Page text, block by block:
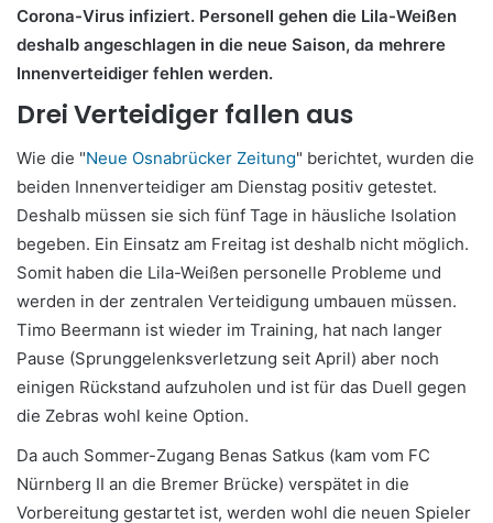
Corona-Virus infiziert. Personell gehen die Lila-Weißen
deshalb angeschlagen in die neue Saison, da mehrere
Innenverteidiger fehlen werden.
Drei Verteidiger fallen aus
Wie die "Neue Osnabrücker Zeitung" berichtet, wurden die
beiden Innenverteidiger am Dienstag positiv getestet.
Deshalb müssen sie sich fünf Tage in häusliche Isolation
begeben. Ein Einsatz am Freitag ist deshalb nicht möglich.
Somit haben die Lila-Weißen personelle Probleme und
werden in der zentralen Verteidigung umbauen müssen.
Timo Beermann ist wieder im Training, hat nach langer
Pause (Sprunggelenksverletzung seit April) aber noch
einigen Rückstand aufzuholen und ist für das Duell gegen
die Zebras wohl keine Option.
Da auch Sommer-Zugang Benas Satkus (kam vom FC
Nürnberg II an die Bremer Brücke) verspätet in die
Vorbereitung gestartet ist, werden wohl die neuen Spieler